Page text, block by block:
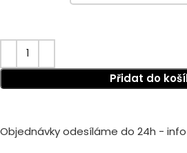
Přidat do
Objednávky odesíláme do 24h -